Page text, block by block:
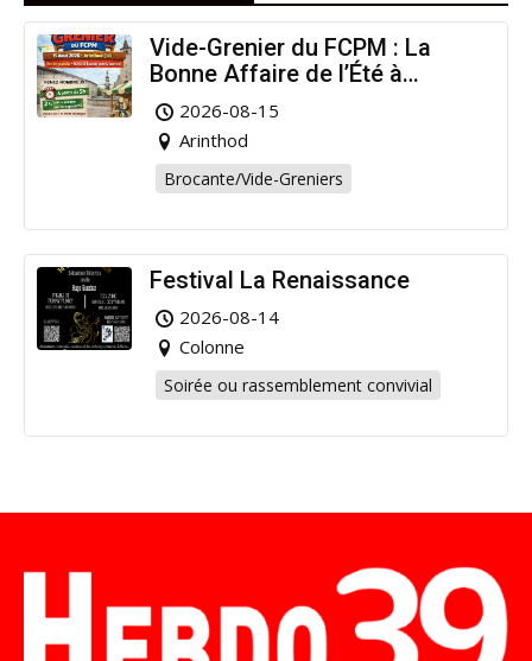
Vide-Grenier du FCPM : La
Bonne Affaire de l’Été à
Arinthod !
2026-08-15
Arinthod
Brocante/Vide-Greniers
Festival La Renaissance
2026-08-14
Colonne
Soirée ou rassemblement convivial